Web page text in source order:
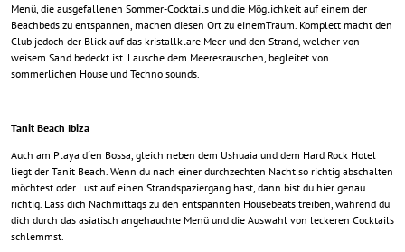
Menü, die ausgefallenen Sommer-Cocktails und die Möglichkeit auf einem der
Beachbeds zu entspannen, machen diesen Ort zu einemTraum. Komplett macht den
Club jedoch der Blick auf das kristallklare Meer und den Strand, welcher von
weisem Sand bedeckt ist. Lausche dem Meeresrauschen, begleitet von
sommerlichen House und Techno sounds.
Tanit Beach Ibiza
Auch am Playa d´en Bossa, gleich neben dem Ushuaia und dem Hard Rock Hotel
liegt der Tanit Beach. Wenn du nach einer durchzechten Nacht so richtig abschalten
möchtest oder Lust auf einen Strandspaziergang hast, dann bist du hier genau
richtig. Lass dich Nachmittags zu den entspannten Housebeats treiben, während du
dich durch das asiatisch angehauchte Menü und die Auswahl von leckeren Cocktails
schlemmst.